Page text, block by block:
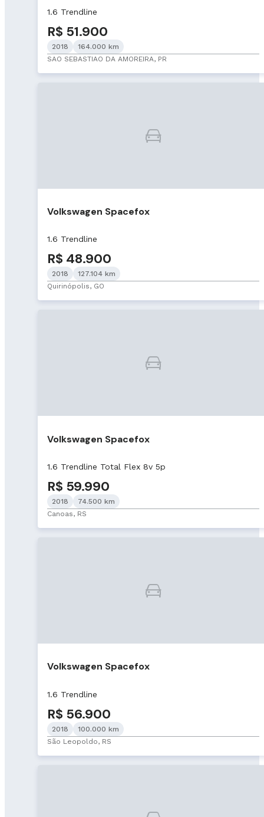
1.6 Trendline
R$ 51.900
2018
164.000 km
SAO SEBASTIAO DA AMOREIRA, PR
Volkswagen Spacefox
1.6 Trendline
R$ 48.900
2018
127.104 km
Quirinópolis, GO
Volkswagen Spacefox
1.6 Trendline Total Flex 8v 5p
R$ 59.990
2018
74.500 km
Canoas, RS
Volkswagen Spacefox
1.6 Trendline
R$ 56.900
2018
100.000 km
São Leopoldo, RS